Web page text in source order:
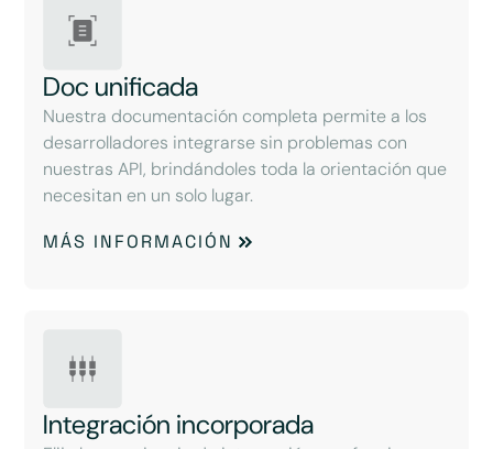
Doc unificada
Nuestra documentación completa permite a los
desarrolladores integrarse sin problemas con
nuestras API, brindándoles toda la orientación que
necesitan en un solo lugar.
MÁS INFORMACIÓN
Integración incorporada